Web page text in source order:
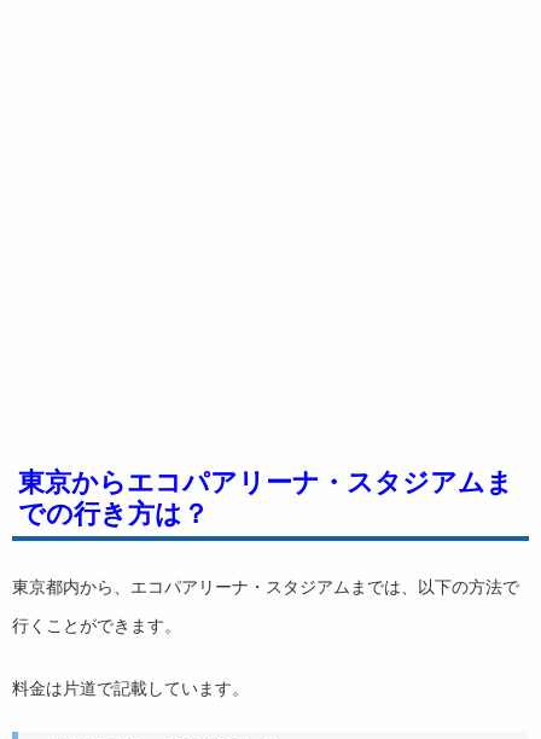
東京からエコパアリーナ・スタジアムま
での行き方は？
東京都内から、エコパアリーナ・スタジアムまでは、以下の方法で
行くことができます。
料金は片道で記載しています。